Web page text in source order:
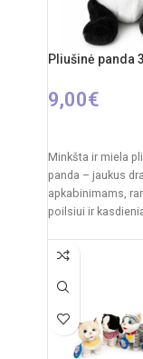
Pliušinė panda
9,00€
Minkšta ir miela
panda – jaukus
apkabinimams,
poilsiui ir
baltas pandos